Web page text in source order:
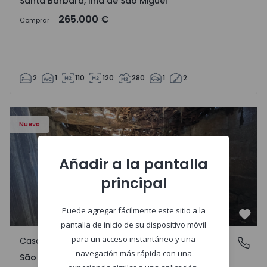
Comprar 265.000 €
2 1 110 120 280 1 2
Nuevo
Casa Vila Real, São Tomé do Castelo e Justes - 1575189 - 1
São Tomé do Castelo e Justes, Vila Real
Casa de Campo
São Tomé do Castelo e Justes, Vila Real
Añadir a la pantalla
principal
Puede agregar fácilmente este sitio a la
pantalla de inicio de su dispositivo móvil
para un acceso instantáneo y una
navegación más rápida con una